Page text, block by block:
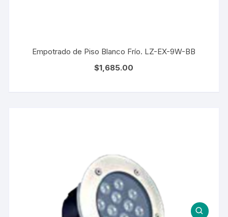
Empotrado de Piso Blanco Frío. LZ-EX-9W-BB
$1,685.00